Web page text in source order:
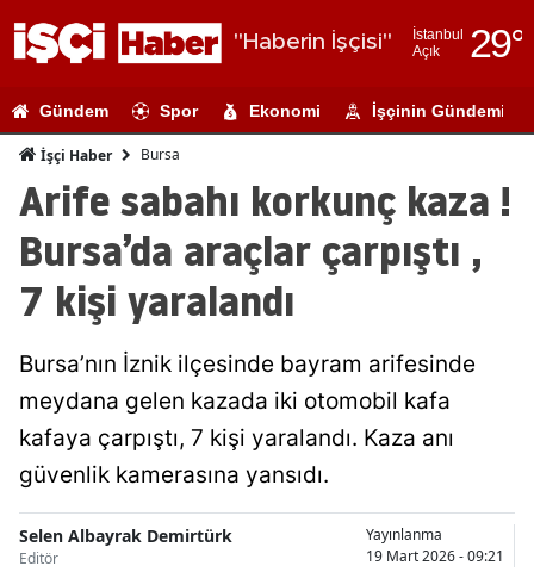
"Haberin İşçisi"
İstanbul
Açık
29°
Adıyaman
Ağrı
Amasya
Antalya
Artvin
Balıkesir
Bilecik
Gündem Spor Ekonomi İşçinin Gündemi
İşçi Haber Bursa
Arife sabahı korkunç kaza !
Bursa’da araçlar çarpıştı ,
7 kişi yaralandı
Bursa’nın İznik ilçesinde bayram arifesinde
meydana gelen kazada iki otomobil kafa
kafaya çarpıştı, 7 kişi yaralandı. Kaza anı
güvenlik kamerasına yansıdı.
Selen Albayrak Demirtürk
Editör
Yayınlanma
19 Mart 2026 - 09:21